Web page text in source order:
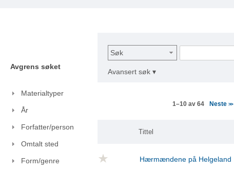
Avgrens søket
Materialtyper
År
Forfatter/person
Omtalt sted
Form/genre
Søk
Avansert søk ▾
1–10 av 64 Neste>>
Tittel
Hærmændene på Helgeland